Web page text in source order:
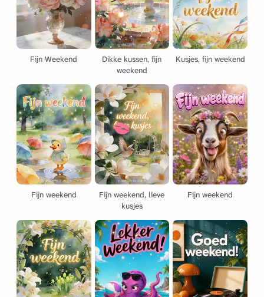
Fijn Weekend
Dikke kussen, fijn
weekend
Kusjes, fijn weekend
Fijn weekend
Fijn weekend, lieve
kusjes
Fijn weekend